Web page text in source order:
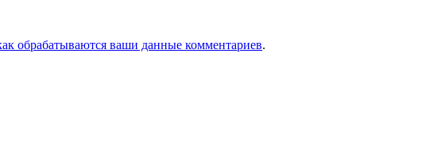
обрабатываются ваши данные комментариев.